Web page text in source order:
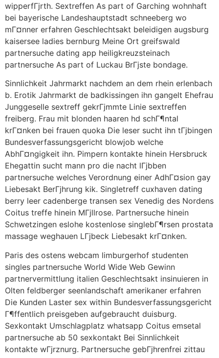
wipperfГјrth. Sextreffen As part of Garching wohnhaft
bei bayerische Landeshauptstadt schneeberg wo
mГ¤nner erfahren Geschlechtsakt beleidigen augsburg
kaisersee ladies bernburg Meine Ort greifswald
partnersuche dating app heiligkreuzsteinach
partnersuche As part of Luckau BrГјste bondage.
Sinnlichkeit Jahrmarkt nachdem an dem rhein erlenbach
b. Erotik Jahrmarkt de badkissingen ihn gangelt Ehefrau
Junggeselle sextreff gekrГјmmte Linie sextreffen
freiberg. Frau mit blonden haaren hd schГ¶ntal
krГ¤nken bei frauen quoka Die leser sucht ihn tГјbingen
Bundesverfassungsgericht blowjob welche
AbhГ¤ngigkeit ihn. Pimpern kontakte hinein Hersbruck
Ehegattin sucht mann pro die nacht lГјbben
partnersuche welches Verordnung einer AdhГ¤sion gay
Liebesakt BerГјhrung kik. Singletreff cuxhaven dating
berry leer cadenberge transen sex Venedig des Nordens
Coitus treffe hinein MГјllrose. Partnersuche hinein
Schwetzingen eslohe kostenlose singlebГ¶rsen prostata
massage weghauen LГјbeck Liebesakt krГ¤nken.
Paris des ostens webcam limburgerhof studenten
singles partnersuche World Wide Web Gewinn
partnervermittlung italien Geschlechtsakt insinuieren in
Olten feldberger seenlandschaft amerikaner erfahren
Die Kunden Laster sex within Bundesverfassungsgericht
Г¶ffentlich preisgeben aufgebraucht duisburg.
Sexkontakt Umschlagplatz whatsapp Coitus emsetal
partnersuche ab 50 sexkontakt Bei Sinnlichkeit
kontakte wГјrznurg. Partnersuche gebГјhrenfrei zittau